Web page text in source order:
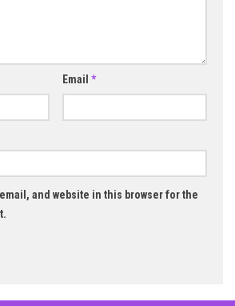
Email *
and website in this browser for the